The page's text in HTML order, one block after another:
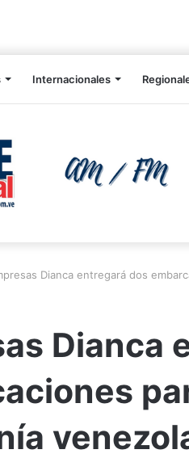
Internacionales
Dianca entregará dos
Dianca